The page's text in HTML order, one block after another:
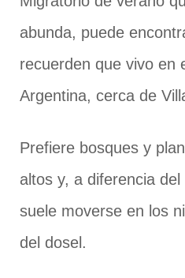
abunda, puede
recuerden que vivo en
Argentina, cerca de
Prefiere bosques y
altos y, a diferencia
suele moverse en los
del dosel.